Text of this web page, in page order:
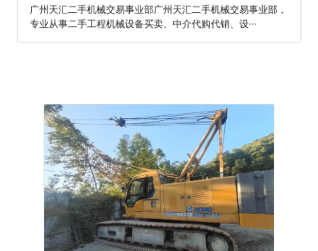
广州天汇二手机械交易事业部广州天汇二手机械交易事业部，
专业从事二手工程机械设备买卖、中介代购代销、设···